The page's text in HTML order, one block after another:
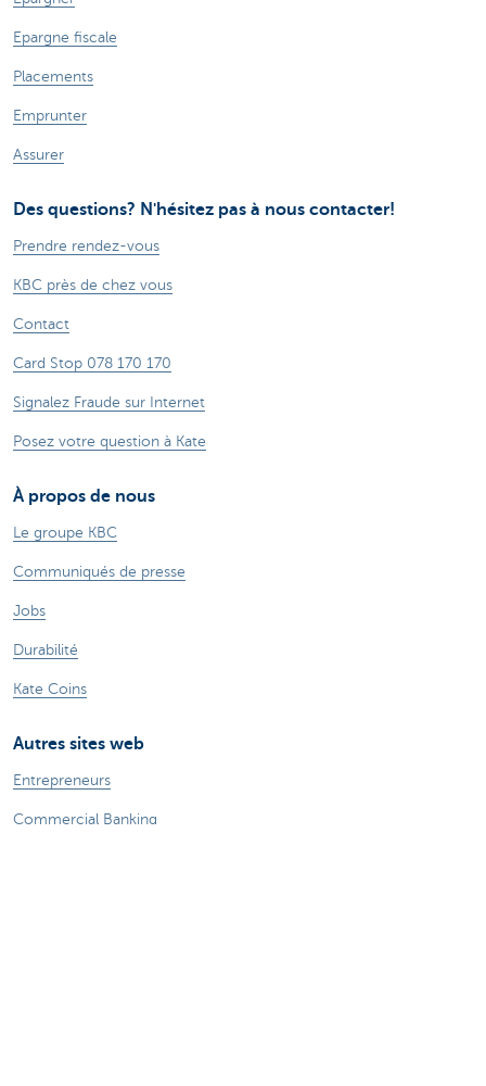
Epargne fiscale
Placements
Emprunter
Assurer
Des questions? N'hésitez pas à nous contacter!
Prendre rendez-vous
KBC près de chez vous
Contact
Card Stop 078 170 170
Signalez Fraude sur Internet
Posez votre question à Kate
À propos de nous
Le groupe KBC
Communiqués de presse
Jobs
Durabilité
Kate Coins
Autres sites web
Entrepreneurs
Commercial Banking